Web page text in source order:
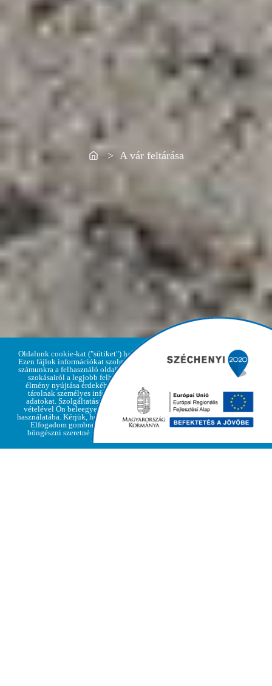
> A vár feltárása
Oldalunk cookie-kat ("sütiket") használ.
Ezen fájlok információkat szolgáltatnak
számunkra a felhasználó oldallátogatási
szokásairól a legjobb felhasználói
élmény nyújtása érdekében, de nem
tárolnak személyes információkat,
adatokat. Szolgáltatásaink igénybe
vételével Ön beleegyezik a cookie-k
használatába. Kérjük, hogy kattintson az
Elfogadom gombra, amennyiben
böngészni szeretné weboldalunkat
Elfogadom
irányelvek